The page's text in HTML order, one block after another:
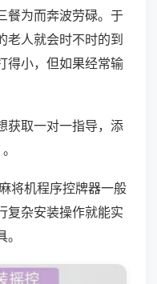
餐为而奔波劳碌。于
老人就会时不时的到
得小，但如果经常输
获取一对一指导，添
将机程序控牌器一般
复杂安装操作就能实